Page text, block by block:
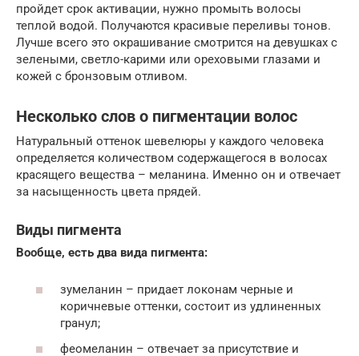
пройдет срок активации, нужно промыть волосы
теплой водой. Получаются красивые переливы тонов.
Лучше всего это окрашивание смотрится на девушках с
зелеными, светло-карими или ореховыми глазами и
кожей с бронзовым отливом.
Несколько слов о пигментации волос
Натуральный оттенок шевелюры у каждого человека
определяется количеством содержащегося в волосах
красящего вещества – меланина. Именно он и отвечает
за насыщенность цвета прядей.
Виды пигмента
Вообще, есть два вида пигмента:
зумеланин – придает локонам черные и
коричневые оттенки, состоит из удлиненных
гранул;
феомеланин – отвечает за присутствие и